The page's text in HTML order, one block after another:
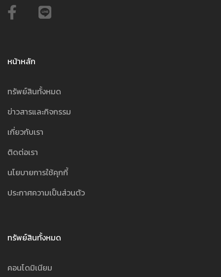
หน้าหลัก
ทรัพย์สินทั้งหมด
ข่าวสารและกิจกรรม
เกี่ยวกับเรา
ติดต่อเรา
นโยบายการใช้คุกกี้
ประกาศความเป็นส่วนตัว
ทรัพย์สินทั้งหมด
คอนโดมิเนียม